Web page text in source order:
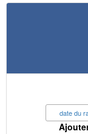
date du